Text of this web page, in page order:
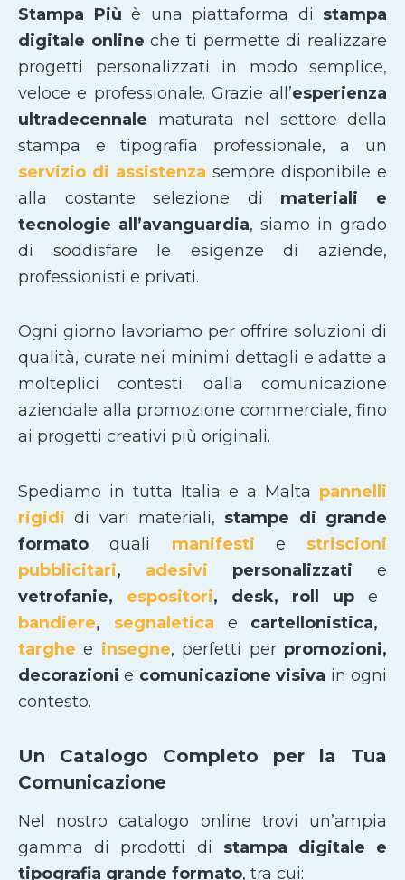
Stampa Più è una piattaforma di stampa
digitale online che ti permette di realizzare
progetti personalizzati in modo semplice,
veloce e professionale. Grazie all’esperienza
ultradecennale maturata nel settore della
stampa e tipografia professionale, a un
servizio di assistenza sempre disponibile e
alla costante selezione di materiali e
tecnologie all’avanguardia, siamo in grado
di soddisfare le esigenze di aziende,
professionisti e privati.
Ogni giorno lavoriamo per offrire soluzioni di
qualità, curate nei minimi dettagli e adatte a
molteplici contesti: dalla comunicazione
aziendale alla promozione commerciale, fino
ai progetti creativi più originali.
Spediamo in tutta Italia e a Malta pannelli
rigididi vari materiali, stampe di grande
formatoquali manifesti e striscioni
pubblicitari, adesivi personalizzati e
vetrofanie, espositori, desk, roll up e
bandiere, segnaletica e cartellonistica,
targhee insegne, perfetti per promozioni,
decorazionie comunicazione visiva in ogni
contesto.
Un Catalogo Completo per la Tua
Comunicazione
Nel nostro catalogo online trovi un’ampia
gamma di prodotti di stampa digitale e
tipografia grande formato, tra cui: